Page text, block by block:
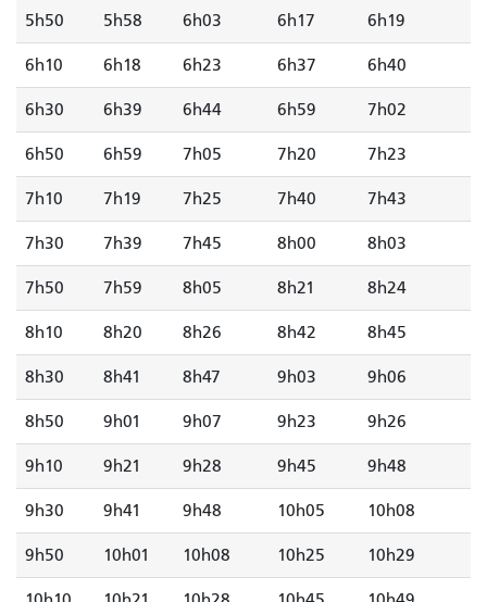
5h50 5h58 6h03 6h17 6h19
6h10 6h18 6h23 6h37 6h40
6h30 6h39 6h44 6h59 7h02
6h50 6h59 7h05 7h20 7h23
7h10 7h19 7h25 7h40 7h43
7h30 7h39 7h45 8h00 8h03
7h50 7h59 8h05 8h21 8h24
8h10 8h20 8h26 8h42 8h45
8h30 8h41 8h47 9h03 9h06
8h50 9h01 9h07 9h23 9h26
9h10 9h21 9h28 9h45 9h48
9h30 9h41 9h48 10h05 10h08
9h50 10h01 10h08 10h25 10h29